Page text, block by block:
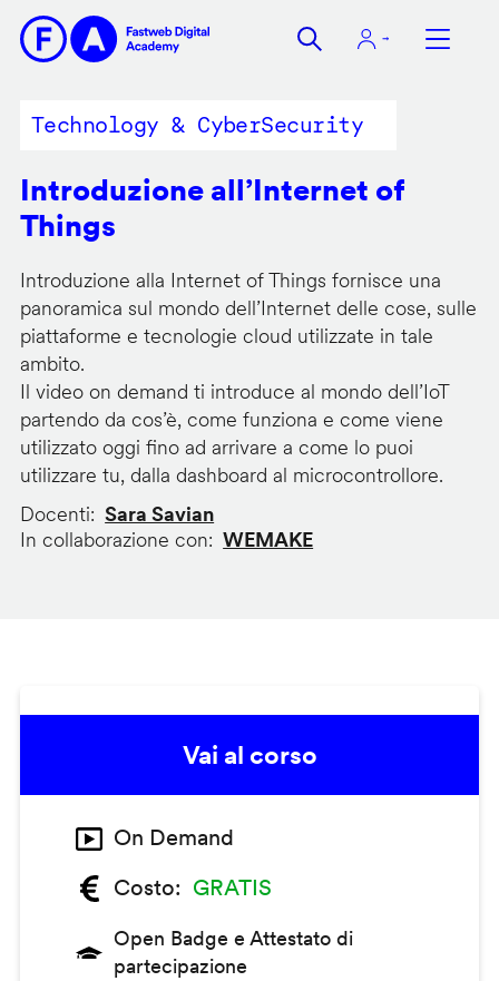
contenuto
Technology & CyberSecurity
Introduzione all’Internet of
Things
Introduzione alla Internet of Things fornisce una
panoramica sul mondo dell’Internet delle cose, sulle
piattaforme e tecnologie cloud utilizzate in tale
ambito.
Il video on demand ti introduce al mondo dell’IoT
partendo da cos’è, come funziona e come viene
utilizzato oggi fino ad arrivare a come lo puoi
utilizzare tu, dalla dashboard al microcontrollore.
Docenti
Sara Savian
In collaborazione con
WEMAKE
Vai al corso
On Demand
Costo
GRATIS
Open Badge e Attestato di
partecipazione